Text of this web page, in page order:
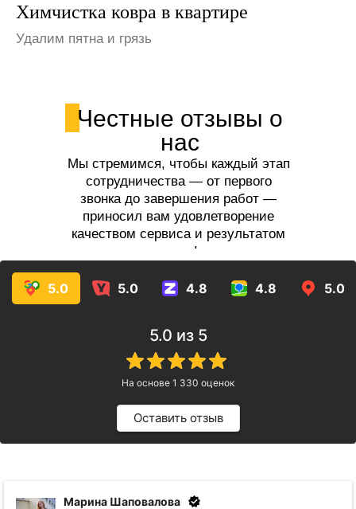
Химчистка ковра на даче
Устраним неприятные запахи
Честные отзывы о
нас
Мы стремимся, чтобы каждый этап
сотрудничества — от первого
звонка до завершения работ —
приносил вам удовлетворение
качеством сервиса и результатом
услуг!
5.0 5.0 4.8 4.8 5.0
5.0 из 5
На основе 1 330 оценок
Оставить отзыв
Анна Видинеева